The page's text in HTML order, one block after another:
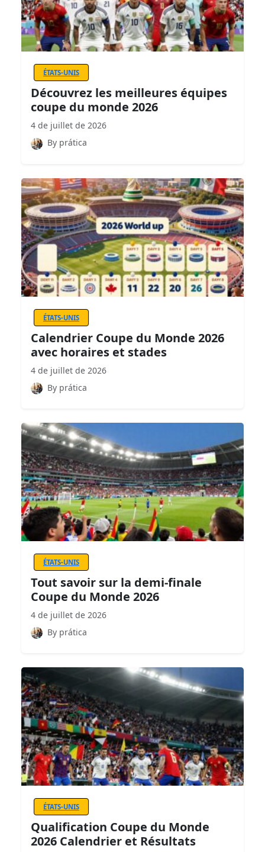
ÉTATS-UNIS
Découvrez les meilleures équipes
coupe du monde 2026
4 de juillet de 2026
By prática
ÉTATS-UNIS
Calendrier Coupe du Monde 2026
avec horaires et stades
4 de juillet de 2026
By prática
ÉTATS-UNIS
Tout savoir sur la demi-finale
Coupe du Monde 2026
4 de juillet de 2026
By prática
ÉTATS-UNIS
Qualification Coupe du Monde
2026 Calendrier et Résultats